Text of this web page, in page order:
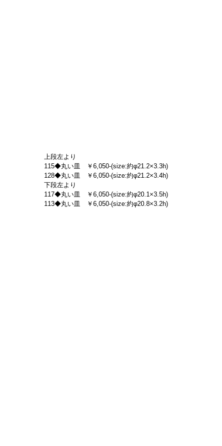
上段左より
115◆丸い皿　￥6,050-(size:約φ21.2×3.3h)
128◆丸い皿　￥6,050-(size:約φ21.2×3.4h)
下段左より
117◆丸い皿　￥6,050-(size:約φ20.1×3.5h)
113◆丸い皿　￥6,050-(size:約φ20.8×3.2h)